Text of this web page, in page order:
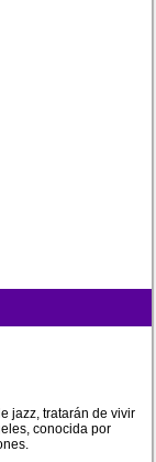
jazz, tratarán de vivir
conocida por